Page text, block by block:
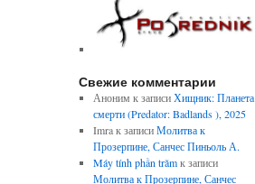
Свежие комментарии
Аноним к записиХищник: Планета
смерти (Predator: Badlands ), 2025
Imraк записиМолитва к
Прозерпине, Санчес Пиньоль А.
Máy tính phần trămк записи
Молитва к Прозерпине, Санчес